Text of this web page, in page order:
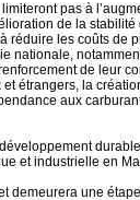
pas à
de la stabilité
réduire les coûts de
nationale,
de leur
étrangers, la
aux
et industrielle en
demeurera une